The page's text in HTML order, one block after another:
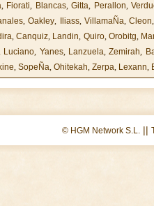
, Fiorati, Blancas, Gitta, Perallon,
,Oakley, Iliass, VillamaÑa, Cleon
,Canquiz, Landin, Quiro, Orobitg,
Luciano, Yanes, Lanzuela,Zemirah,
, SopeÑa, Ohitekah, Zerpa, Lexann,
© HGM Network S.L. ||